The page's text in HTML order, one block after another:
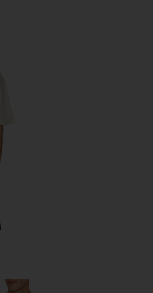
ALWAYS ON